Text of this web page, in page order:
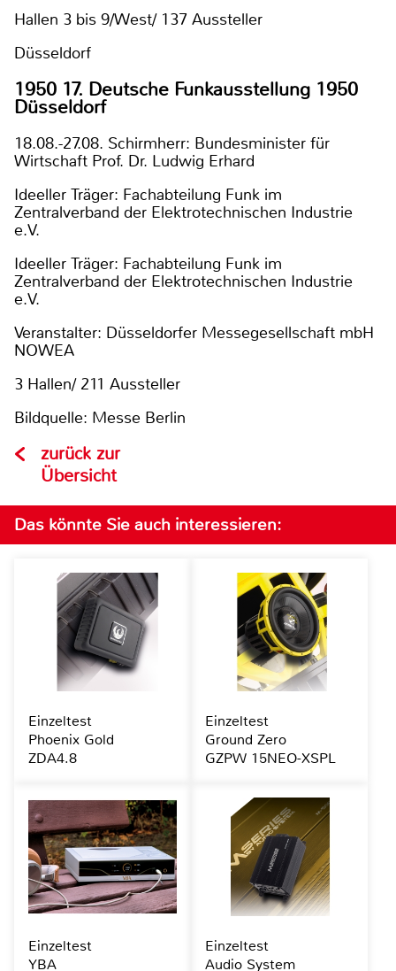
Hallen 3 bis 9/West/ 137 Aussteller
Düsseldorf
1950 17. Deutsche Funkausstellung 1950
Düsseldorf
18.08.-27.08. Schirmherr: Bundesminister für
Wirtschaft Prof. Dr. Ludwig Erhard
Ideeller Träger: Fachabteilung Funk im
Zentralverband der Elektrotechnischen Industrie
e.V.
Ideeller Träger: Fachabteilung Funk im
Zentralverband der Elektrotechnischen Industrie
e.V.
Veranstalter: Düsseldorfer Messegesellschaft mbH
NOWEA
3 Hallen/ 211 Aussteller
Bildquelle: Messe Berlin
zurück zur
Übersicht
Das könnte Sie auch interessieren:
Einzeltest
Phoenix Gold
ZDA4.8
Einzeltest
Ground Zero
GZPW 15NEO-XSPL
Einzeltest
YBA
Einzeltest
Audio System